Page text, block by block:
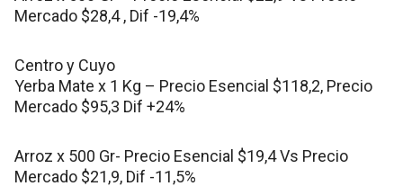
Mercado $28,4 , Dif -19,4%
Centro y Cuyo
Yerba Mate x 1 Kg – Precio Esencial $118,2, Precio
Mercado $95,3 Dif +24%
Arroz x 500 Gr- Precio Esencial $19,4 Vs Precio
Mercado $21,9, Dif -11,5%